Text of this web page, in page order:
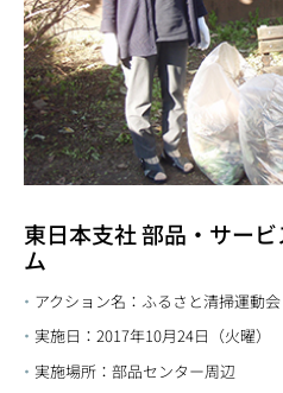
東日本支社 部品・サー
ム
アクション名：ふるさと清掃運動会
実施日：2017年10月24日（火曜）
実施場所：部品センター周辺